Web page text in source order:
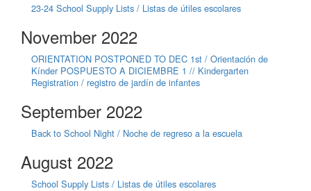
23-24 School Supply Lists / Listas de útiles escolares
November 2022
ORIENTATION POSTPONED TO DEC 1st / Orientación de
Kínder POSPUESTO A DICIEMBRE 1 // Kindergarten
Registration / registro de jardín de infantes
September 2022
Back to School Night / Noche de regreso a la escuela
August 2022
School Supply Lists / Listas de útiles escolares